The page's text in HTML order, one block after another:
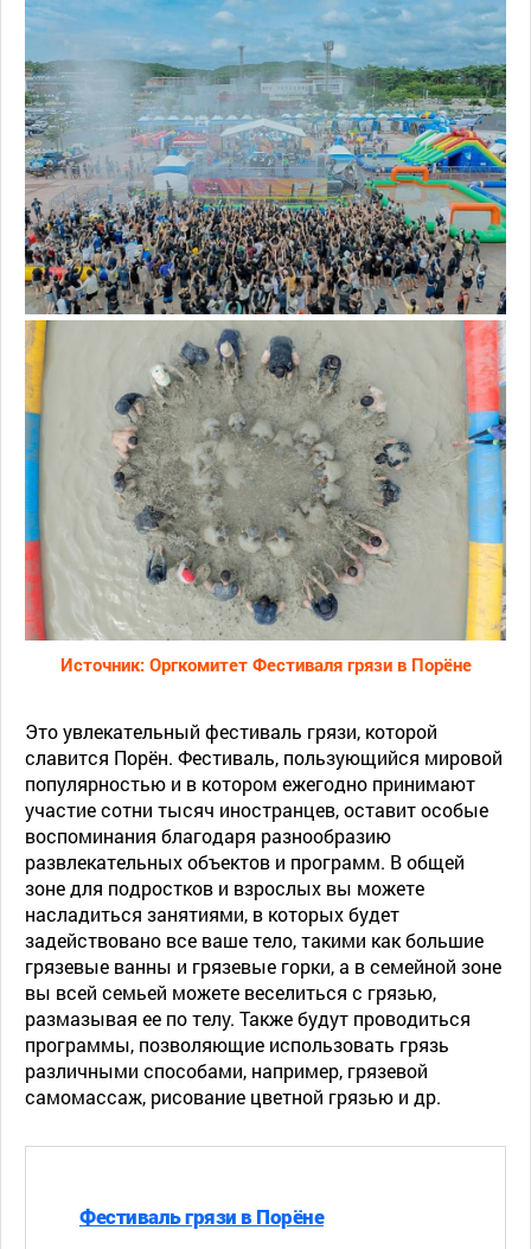
Источник: Оргкомитет Фестиваля грязи в Порёне
Это увлекательный фестиваль грязи, которой
славится Порён. Фестиваль, пользующийся мировой
популярностью и в котором ежегодно принимают
участие сотни тысяч иностранцев, оставит особые
воспоминания благодаря разнообразию
развлекательных объектов и программ. В общей
зоне для подростков и взрослых вы можете
насладиться занятиями, в которых будет
задействовано все ваше тело, такими как большие
грязевые ванны и грязевые горки, а в семейной зоне
вы всей семьей можете веселиться с грязью,
размазывая ее по телу. Также будут проводиться
программы, позволяющие использовать грязь
различными способами, например, грязевой
самомассаж, рисование цветной грязью и др.
Фестиваль грязи в Порёне